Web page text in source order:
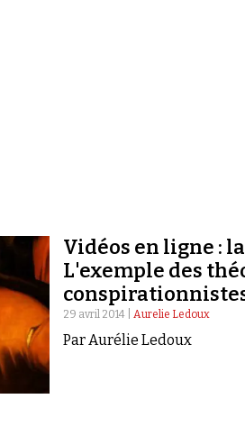
Vidéos en ligne :
L'exemple des
29 avril 2014 | Aurelie Ledoux
Par Aurélie Ledoux